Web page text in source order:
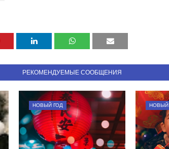
РЕКОМЕНДУЕМЫЕ СООБЩЕНИЯ
НОВЫЙ ГОД НОВЫЙ